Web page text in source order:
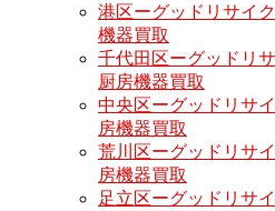
港区ーグッドリサイ
機器買取
千代田区ーグッドリ
厨房機器買取
中央区ーグッドリサ
房機器買取
荒川区ーグッドリサ
房機器買取
足立区ーグッドリサ